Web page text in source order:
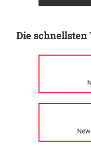
Die schnellsten